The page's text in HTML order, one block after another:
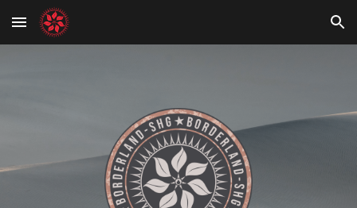
Skip to main content Skip to navigation